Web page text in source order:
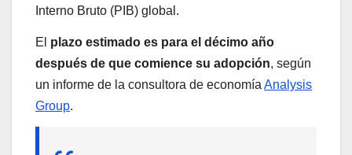
Interno Bruto (PIB) global.
El plazo estimado es para el décimo año
después de que comience su adopción, según
un informe de la consultora de economía Analysis
Group.